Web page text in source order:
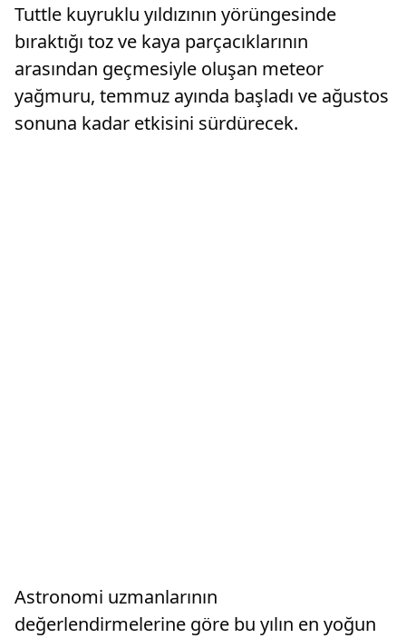
Tuttle kuyruklu yıldızının yörüngesinde
bıraktığı toz ve kaya parçacıklarının
arasından geçmesiyle oluşan meteor
yağmuru, temmuz ayında başladı ve ağustos
sonuna kadar etkisini sürdürecek.
Astronomi uzmanlarının
değerlendirmelerine göre bu yılın en yoğun